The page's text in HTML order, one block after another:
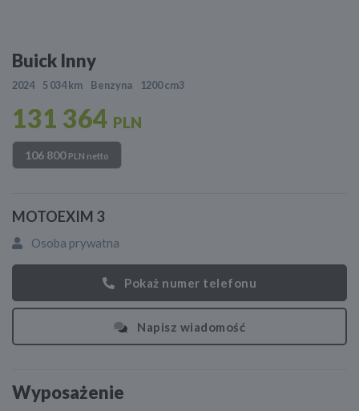
Buick Inny
2024 5 034 km Benzyna 1200 cm3
131 364 PLN
106 800 PLN netto
MOTOEXIM 3
Osoba prywatna
Pokaż numer telefonu
Napisz wiadomość
Wyposażenie